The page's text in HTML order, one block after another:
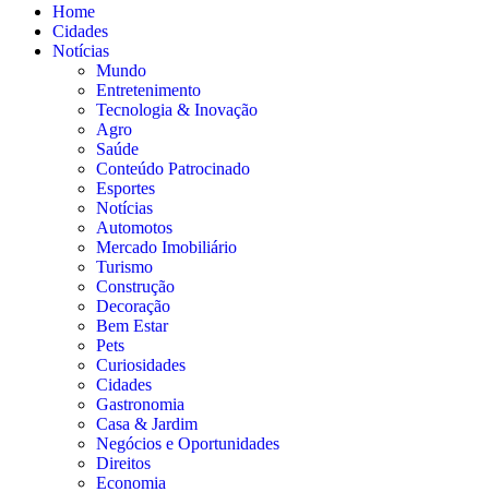
Home
Cidades
Notícias
Mundo
Entretenimento
Tecnologia & Inovação
Agro
Saúde
Conteúdo Patrocinado
Esportes
Notícias
Automotos
Mercado Imobiliário
Turismo
Construção
Decoração
Bem Estar
Pets
Curiosidades
Cidades
Gastronomia
Casa & Jardim
Negócios e Oportunidades
Direitos
Economia